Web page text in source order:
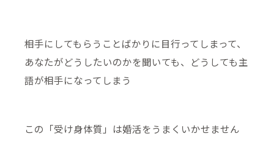
相手にしてもらうことばかりに目行ってしまって、
あなたがどうしたいのかを聞いても、どうしても主
語が相手になってしまう
この「受け身体質」は婚活をうまくいかせません